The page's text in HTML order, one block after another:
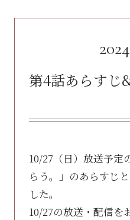
第4話あらすじ
10/27（日）放送予定
らう。」のあらすじ
した。
10/27の放送・配信を